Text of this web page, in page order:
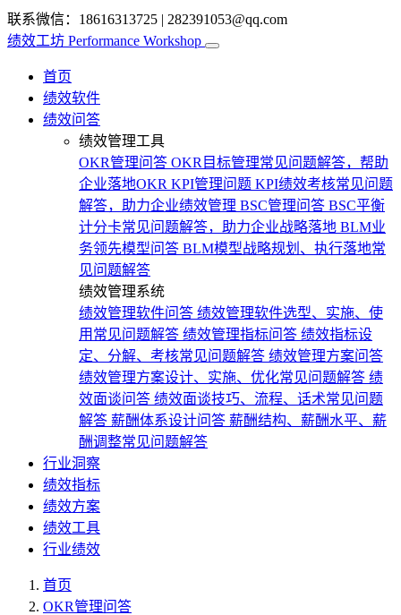
联系微信：18616313725 | 282391053@qq.com
绩效工坊 Performance Workshop
首页
绩效软件
绩效问答
绩效管理工具
OKR管理问答 OKR目标管理常见问题解答，帮助
企业落地OKR KPI管理问题 KPI绩效考核常见问题
解答，助力企业绩效管理 BSC管理问答 BSC平衡
计分卡常见问题解答，助力企业战略落地 BLM业
务领先模型问答 BLM模型战略规划、执行落地常
见问题解答
绩效管理系统
绩效管理软件问答 绩效管理软件选型、实施、使
用常见问题解答 绩效管理指标问答 绩效指标设
定、分解、考核常见问题解答 绩效管理方案问答
绩效管理方案设计、实施、优化常见问题解答 绩
效面谈问答 绩效面谈技巧、流程、话术常见问题
解答 薪酬体系设计问答 薪酬结构、薪酬水平、薪
酬调整常见问题解答
行业洞察
绩效指标
绩效方案
绩效工具
行业绩效
首页
OKR管理问答